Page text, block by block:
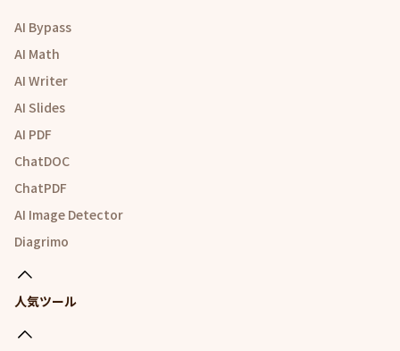
AI Bypass
AI Math
AI Writer
AI Slides
AI PDF
ChatDOC
ChatPDF
AI Image Detector
Diagrimo
人気ツール